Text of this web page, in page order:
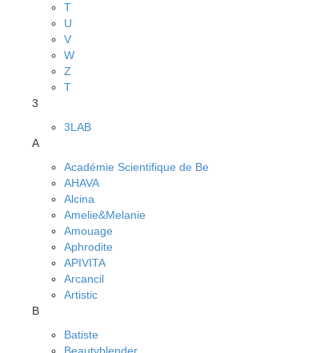
T
U
V
W
Z
Т
3
3LAB
A
Académie Scientifique de Be
AHAVA
Alcina
Amelie&Melanie
Amouage
Aphrodite
APIVITA
Arcancil
Artistic
B
Batiste